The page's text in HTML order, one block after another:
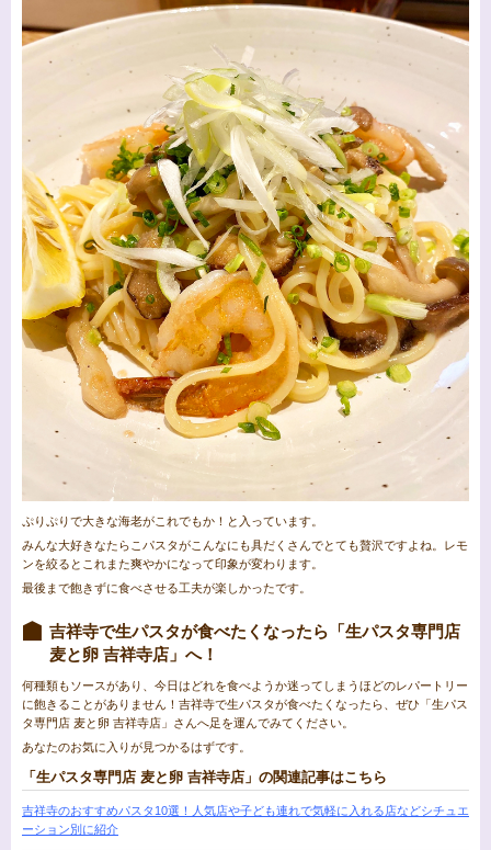
ぷりぷりで大きな海老がこれでもか！と入っています。
みんな大好きなたらこパスタがこんなにも具だくさんでとても贅沢ですよね。レモ
ンを絞るとこれまた爽やかになって印象が変わります。
最後まで飽きずに食べさせる工夫が楽しかったです。
吉祥寺で生パスタが食べたくなったら「生パスタ専門店
麦と卵 吉祥寺店」へ！
何種類もソースがあり、今日はどれを食べようか迷ってしまうほどのレパートリー
に飽きることがありません！吉祥寺で生パスタが食べたくなったら、ぜひ「生パス
タ専門店 麦と卵 吉祥寺店」さんへ足を運んでみてください。
あなたのお気に入りが見つかるはずです。
「生パスタ専門店 麦と卵 吉祥寺店」の関連記事はこちら
吉祥寺のおすすめパスタ10選！人気店や子ども連れで気軽に入れる店などシチュエ
ーション別に紹介